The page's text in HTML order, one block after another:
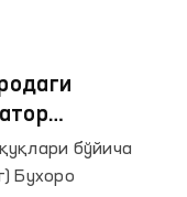
ўтказди
бўйича
Бухоро